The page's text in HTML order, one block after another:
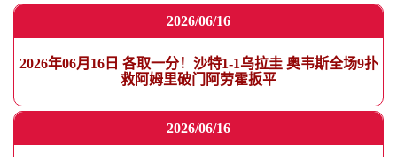
2026/06/16
2026年06月16日 各取一分！沙特1-1乌拉圭 奥韦斯全场9扑
救阿姆里破门阿劳霍扳平
2026/06/16